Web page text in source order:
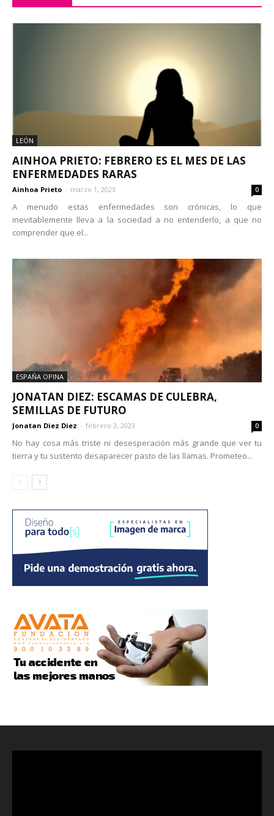
LEÓN
AINHOA PRIETO: FEBRERO ES EL MES DE LAS
ENFERMEDADES RARAS
Ainhoa Prieto - marzo 1, 2023 0
A menudo estas enfermedades son crónicas, lo que
inevitablemente lleva a la sociedad a no entenderlo, a que no
comprender que el...
ESPAÑA OPINA
JONATAN DIEZ: ESCAMAS DE CULEBRA,
SEMILLAS DE FUTURO
Jonatan Diez Diez - febrero 3, 2023 0
No hay cosa más triste ni desesperación más grande que ver tu
tierra y tu sustento desaparecer pasto de las llamas. Prometeo...